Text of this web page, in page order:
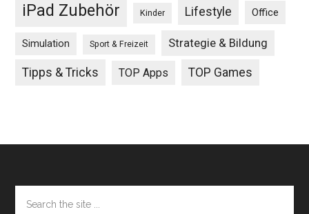
iPad Zubehör Kinder Lifestyle Office
Simulation Sport & Freizeit Strategie & Bildung
Tipps & Tricks TOP Apps TOP Games
Footer
the